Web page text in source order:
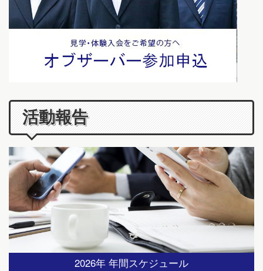
活動報告
2026年 年間スケジュール